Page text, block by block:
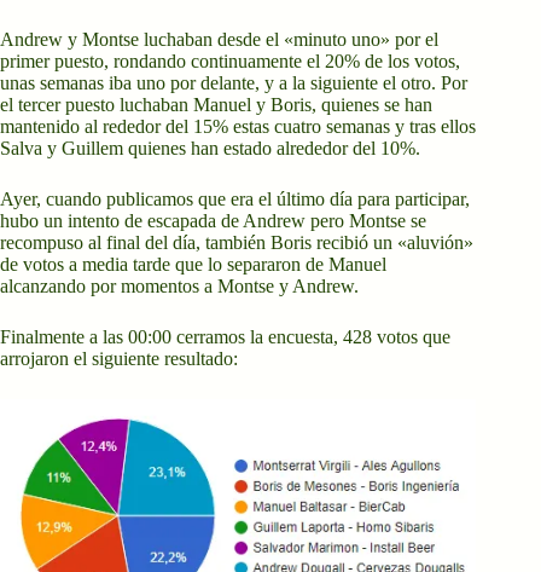
Andrew y Montse luchaban desde el «minuto uno» por el
primer puesto, rondando continuamente el 20% de los votos,
unas semanas iba uno por delante, y a la siguiente el otro. Por
el tercer puesto luchaban Manuel y Boris, quienes se han
mantenido al rededor del 15% estas cuatro semanas y tras ellos
Salva y Guillem quienes han estado alrededor del 10%.
Ayer, cuando publicamos que era el último día para participar,
hubo un intento de escapada de Andrew pero Montse se
recompuso al final del día, también Boris recibió un «aluvión»
de votos a media tarde que lo separaron de Manuel
alcanzando por momentos a Montse y Andrew.
Finalmente a las 00:00 cerramos la encuesta, 428 votos que
arrojaron el siguiente resultado: